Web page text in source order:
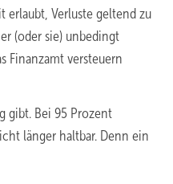
erlaubt, Verluste geltend zu
(oder sie) unbedingt
Finanzamt versteuern
gibt. Bei 95 Prozent
länger haltbar. Denn ein